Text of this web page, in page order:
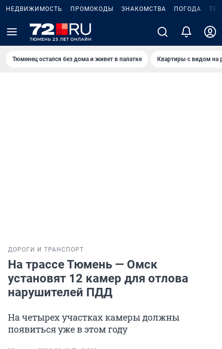
НЕДВИЖИМОСТЬ ПРОМОКОДЫ ЗНАКОМСТВА ПОГОДА
Тюменец остался без дома и живет в палатке Квартиры с видом на
ДОРОГИ И ТРАНСПОРТ
На трассе Тюмень — Омск
установят 12 камер для отлова
нарушителей ПДД
На четырех участках камеры должны
появиться уже в этом году